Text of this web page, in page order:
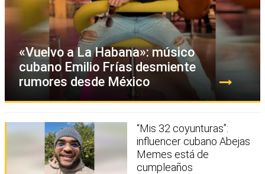
«Vuelvo a La Habana»: músico
cubano Emilio Frías desmiente
rumores desde México
“Mis 32 coyunturas”:
influencer cubano Abejas
Memes está de
cumpleaños